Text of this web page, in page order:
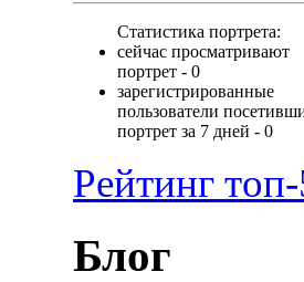
Статистика портрета:
сейчас просматривают
портрет - 0
зарегистрированные
пользователи
портрет за 7 дней - 0
Рейтинг
Блог